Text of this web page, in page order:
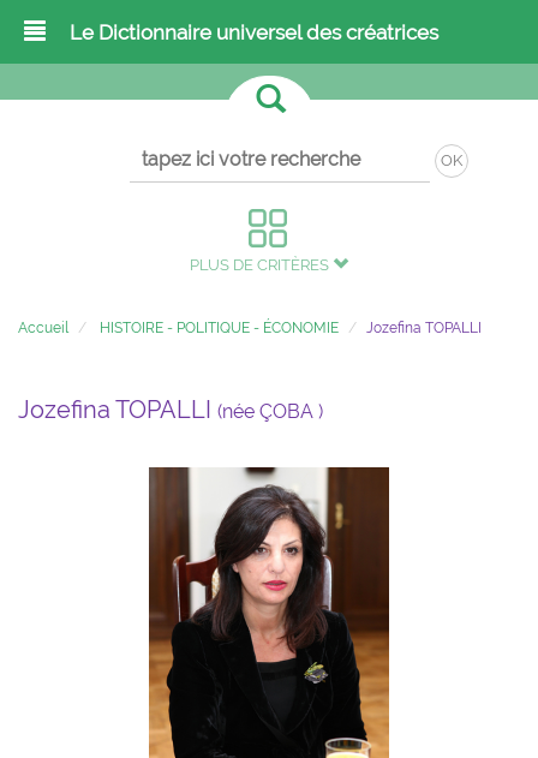
Le Dictionnaire universel des créatrices
OK
PLUS DE CRITÈRES
Accueil HISTOIRE - POLITIQUE - ÉCONOMIE Jozefina TOPALLI
Jozefina TOPALLI (née ÇOBA )